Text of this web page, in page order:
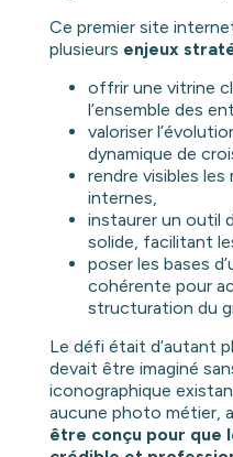
Ce premier site
plusieurs enjeux
offrir une vitrine
l’ensemble des
valoriser
dynamique de
rendre visibles
internes,
instaurer un outil
solide, facilitant
poser les bases
cohérente pour
structuration du
Le défi était d’autant
devait être imaginé
iconographique
aucune photo métier,
être conçu pour